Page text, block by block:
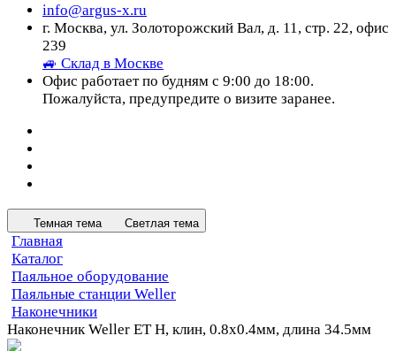
info@argus-x.ru
г. Москва, ул. Золоторожский Вал, д. 11, стр. 22, офис
239
🚙 Склад в Москве
Офис работает по будням с 9:00 до 18:00.
Пожалуйста, предупредите о визите заранее.
Темная тема Светлая тема
Главная
Каталог
Паяльное оборудование
Паяльные станции Weller
Наконечники
Наконечник Weller ET H, клин, 0.8х0.4мм, длина 34.5мм